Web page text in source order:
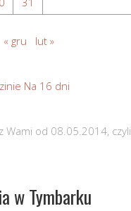
« gru lut »
Na 16 dni
Wami od 08.05.2014, czyli
w Tymbarku